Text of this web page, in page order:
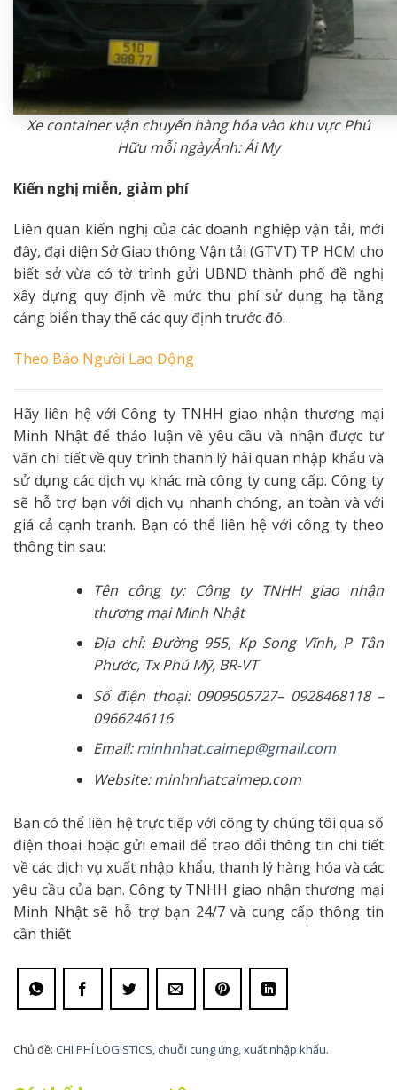
Xe container vận chuyển hàng hóa vào khu vực Phú
Hữu mỗi ngàyẢnh: Ái My
Kiến nghị miễn, giảm phí
Liên quan kiến nghị của các doanh nghiệp vận tải, mới
đây, đại diện Sở Giao thông Vận tải (GTVT) TP HCM cho
biết sở vừa có tờ trình gửi UBND thành phố đề nghị
xây dựng quy định về mức thu phí sử dụng hạ tầng
cảng biển thay thế các quy định trước đó.
Theo Báo Người Lao Động
Hãy liên hệ với Công ty TNHH giao nhận thương mại
Minh Nhật để thảo luận về yêu cầu và nhận được tư
vấn chi tiết về quy trình thanh lý hải quan nhập khẩu và
sử dụng các dịch vụ khác mà công ty cung cấp. Công ty
sẽ hỗ trợ bạn với dịch vụ nhanh chóng, an toàn và với
giá cả cạnh tranh. Bạn có thể liên hệ với công ty theo
thông tin sau:
Tên công ty: Công ty TNHH giao nhận
thương mại Minh Nhật
Địa chỉ: Đường 955, Kp Song Vĩnh, P Tân
Phước, Tx Phú Mỹ, BR-VT
Số điện thoại: 0909505727– 0928468118 –
0966246116
Email:minhnhat.caimep@gmail.com
Website: minhnhatcaimep.com
Bạn có thể liên hệ trực tiếp với công ty chúng tôi qua số
điện thoại hoặc gửi email để trao đổi thông tin chi tiết
về các dịch vụ xuất nhập khẩu, thanh lý hàng hóa và các
yêu cầu của bạn. Công ty TNHH giao nhận thương mại
Minh Nhật sẽ hỗ trợ bạn 24/7 và cung cấp thông tin
cần thiết
Chủ đề: CHI PHÍ LOGISTICS, chuỗi cung ứng,xuất nhập khẩu.